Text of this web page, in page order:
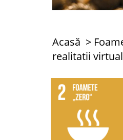
Acasă
realitatii